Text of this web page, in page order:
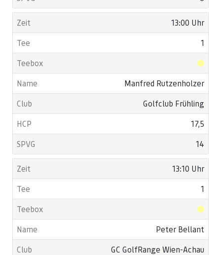
13:00 Uhr
1
Manfred Rutzenholzer
Golfclub Frühling
17,5
14
13:10 Uhr
1
Peter Bellant
GC GolfRange Wien-Achau